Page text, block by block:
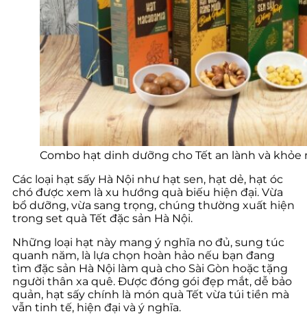
Combo hạt dinh dưỡng cho Tết an lành và khỏe
Các loại hạt sấy Hà Nội như hạt sen, hạt dẻ, hạt óc
chó được xem là xu hướng quà biếu hiện đại. Vừa
bổ dưỡng, vừa sang trọng, chúng thường xuất hiện
trong set quà Tết đặc sản Hà Nội.
Những loại hạt này mang ý nghĩa no đủ, sung túc
quanh năm, là lựa chọn hoàn hảo nếu bạn đang
tìm đặc sản Hà Nội làm quà cho Sài Gòn hoặc tặng
người thân xa quê. Được đóng gói đẹp mắt, dễ bảo
quản, hạt sấy chính là món quà Tết vừa túi tiền mà
vẫn tinh tế, hiện đại và ý nghĩa.